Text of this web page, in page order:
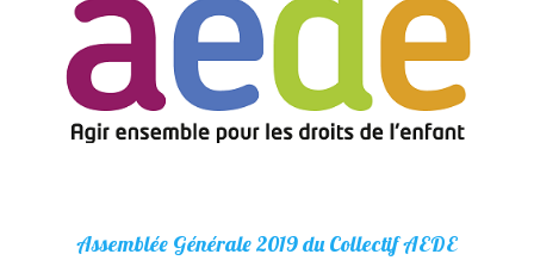
Assemblée Générale 2019 du Collectif AEDE